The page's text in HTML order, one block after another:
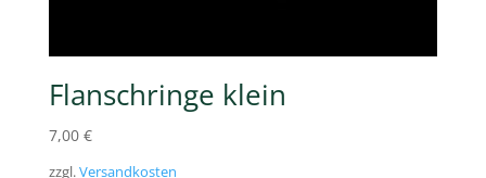
Flanschringe klein
7,00 €
zzgl.Versandkosten